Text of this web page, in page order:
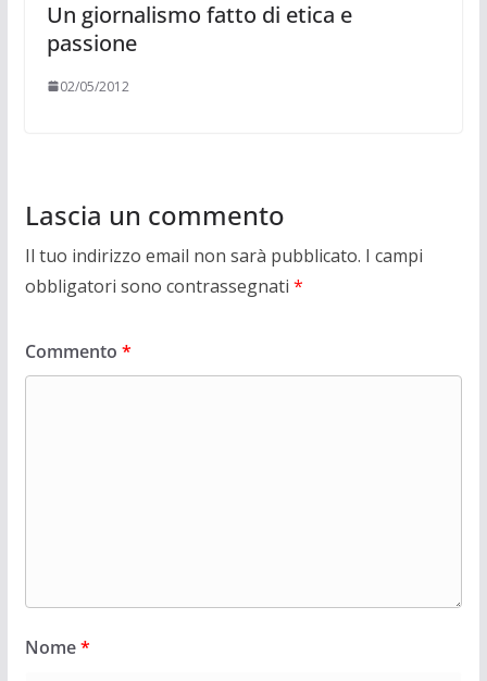
Un giornalismo fatto di etica e
passione
02/05/2012
Lascia un commento
Il tuo indirizzo email non sarà pubblicato. I campi
obbligatori sono contrassegnati *
Commento *
Nome*